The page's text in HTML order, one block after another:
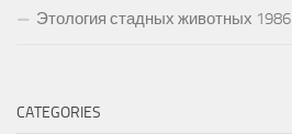
Этология стадных животных 1986
CATEGORIES